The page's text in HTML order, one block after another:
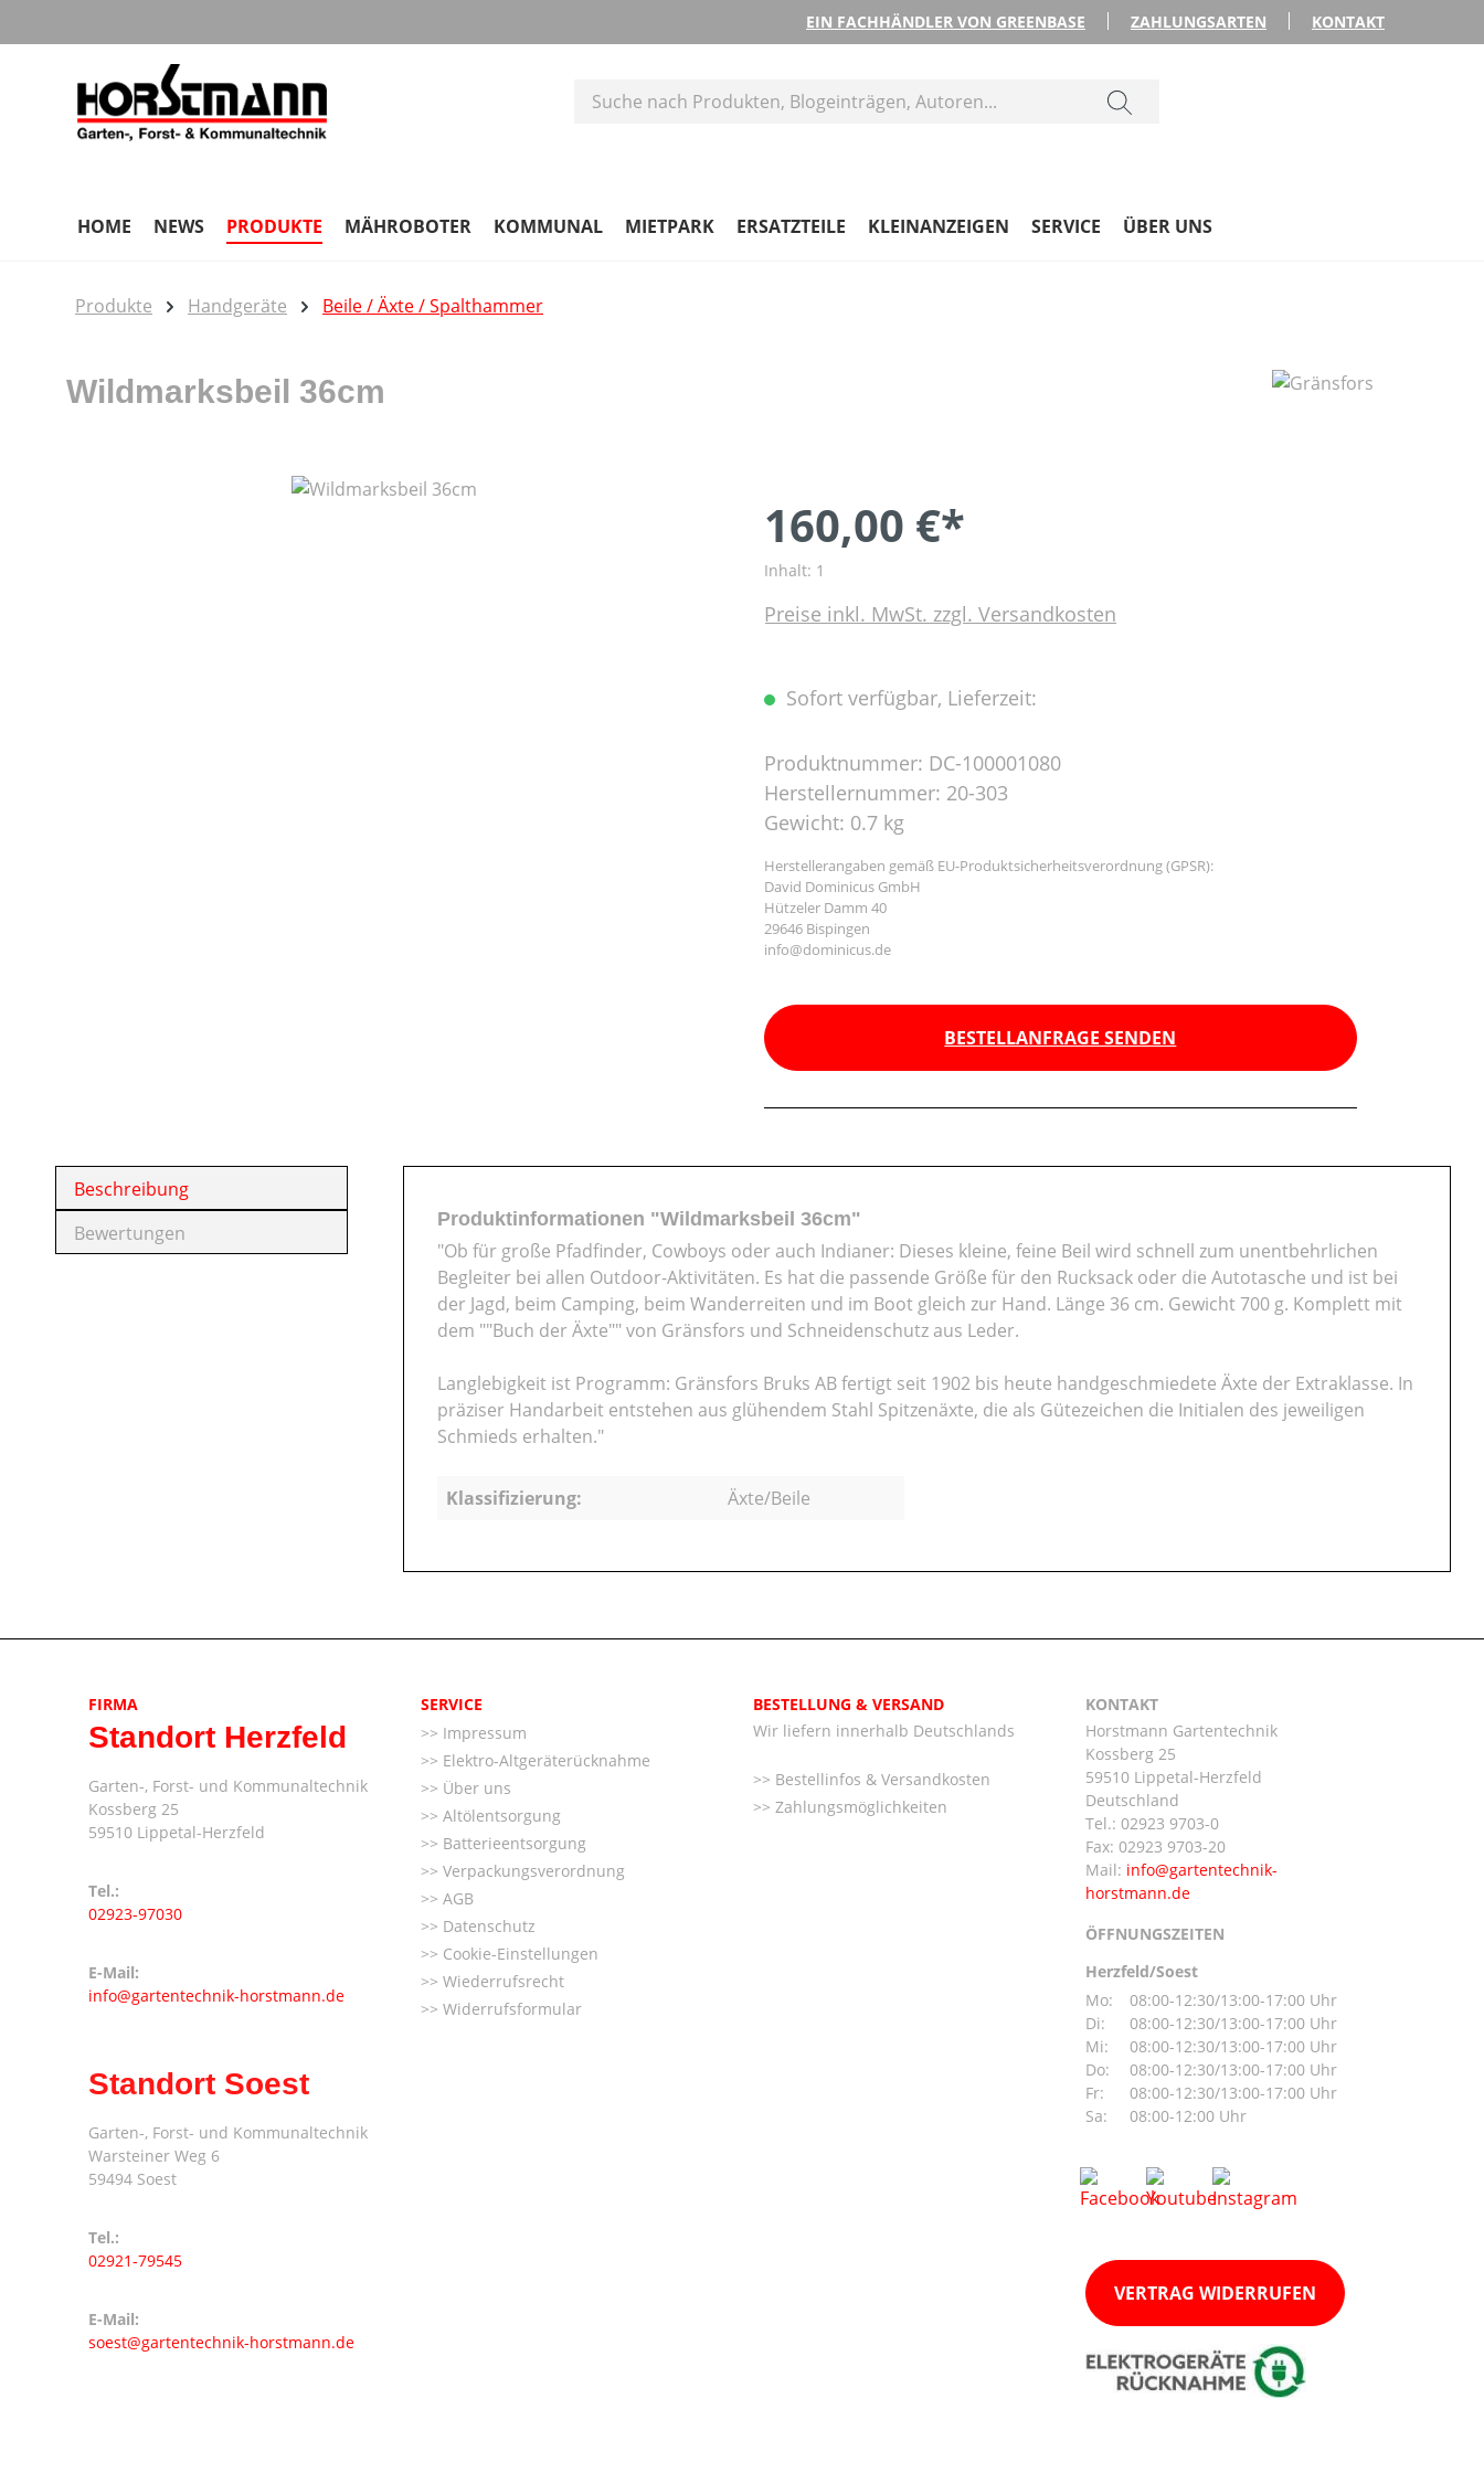
EIN FACHHÄNDLER VON GREENBASE ZAHLUNGSARTEN KONTAKT
HOME NEWS PRODUKTE MÄHROBOTER KOMMUNAL MIETPARK ERSATZTEILE KLEINANZEIGEN SERVICE ÜBER UNS
Produkte Handgeräte Beile / Äxte / Spalthammer
Wildmarksbeil 36cm
160,00 €*
Inhalt: 1
Preise inkl. MwSt. zzgl. Versandkosten
Sofort verfügbar, Lieferzeit:
Produktnummer: DC-100001080
Herstellernummer: 20-303
Gewicht: 0.7 kg
Herstellerangaben gemäß EU-Produktsicherheitsverordnung (GPSR):
David Dominicus GmbH
Hützeler Damm 40
29646 Bispingen
info@dominicus.de
BESTELLANFRAGE SENDEN
Beschreibung
Bewertungen
Produktinformationen "Wildmarksbeil 36cm"
"Ob für große Pfadfinder, Cowboys oder auch Indianer: Dieses kleine, feine Beil wird schnell zum unentbehrlichen
Begleiter bei allen Outdoor-Aktivitäten. Es hat die passende Größe für den Rucksack oder die Autotasche und ist bei
der Jagd, beim Camping, beim Wanderreiten und im Boot gleich zur Hand. Länge 36 cm. Gewicht 700 g. Komplett mit
dem ""Buch der Äxte"" von Gränsfors und Schneidenschutz aus Leder.
Langlebigkeit ist Programm: Gränsfors Bruks AB fertigt seit 1902 bis heute handgeschmiedete Äxte der Extraklasse. In
präziser Handarbeit entstehen aus glühendem Stahl Spitzenäxte, die als Gütezeichen die Initialen des jeweiligen
Schmieds erhalten."
Klassifizierung: Äxte/Beile
FIRMA
Standort Herzfeld
Garten-, Forst- und Kommunaltechnik
Kossberg 25
59510 Lippetal-Herzfeld
Tel.:
02923-97030
E-Mail:
info@gartentechnik-horstmann.de
Standort Soest
Garten-, Forst- und Kommunaltechnik
Warsteiner Weg 6
59494 Soest
Tel.:
02921-79545
E-Mail:
soest@gartentechnik-horstmann.de
SERVICE
Impressum
Elektro-Altgeräterücknahme
Über uns
Altölentsorgung
Batterieentsorgung
Verpackungsverordnung
AGB
Datenschutz
Cookie-Einstellungen
Wiederrufsrecht
Widerrufsformular
BESTELLUNG & VERSAND
Wir liefern innerhalb Deutschlands
Bestellinfos & Versandkosten
Zahlungsmöglichkeiten
KONTAKT
Horstmann Gartentechnik
Kossberg 25
59510 Lippetal-Herzfeld
Deutschland
Tel.: 02923 9703-0
Fax: 02923 9703-20
Mail:
ÖFFNUNGSZEITEN
Herzfeld/Soest
Mo:
08:00-12:30/13:00-17:00 Uhr
Di:
08:00-12:30/13:00-17:00 Uhr
Mi:
08:00-12:30/13:00-17:00 Uhr
Do:
08:00-12:30/13:00-17:00 Uhr
Fr:
08:00-12:30/13:00-17:00 Uhr
Sa:
08:00-12:00 Uhr
VERTRAG WIDERRUFEN